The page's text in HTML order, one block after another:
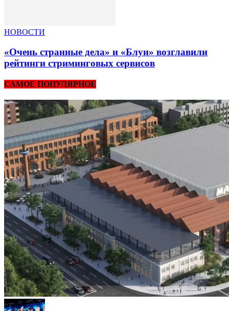
НОВОСТИ
«Очень странные дела» и «Блуи» возглавили
рейтинги стриминговых сервисов
САМОЕ ПОПУЛЯРНОЕ